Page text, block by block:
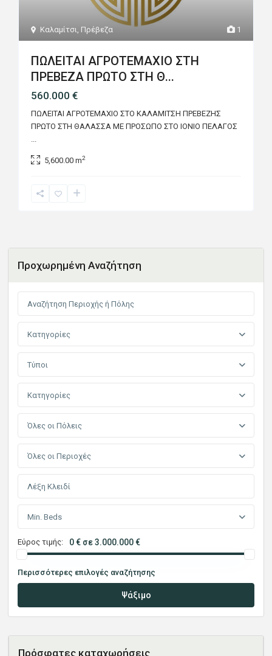
1
Καλαμίτσι, Πρέβεζα
ΠΩΛΕΙΤΑΙ ΑΓΡΟΤΕΜΑΧΙΟ ΣΤΗ
ΠΡΕΒΕΖΑ ΠΡΩΤΟ ΣΤΗ Θ...
560.000 €
ΠΩΛΕΙΤΑΙ ΑΓΡΟΤΕΜΑΧΙΟ ΣΤO ΚΑΛΑΜΙΤΣΗ ΠΡΕΒΕΖΗΣ
ΠΡΩΤΟ ΣΤΗ ΘΑΛΑΣΣΑ ΜΕ ΠΡΟΣΩΠΟ ΣΤΟ ΙΟΝΙΟ ΠΕΛΑΓΟΣ
...
5,600.00 m2
Προχωρημένη Αναζήτηση
Κατηγορίες
Τύποι
Κατηγορίες
Όλες οι Πόλεις
Όλες οι Περιοχές
Min. Beds
Εύρος τιμής: 0 € σε 3.000.000 €
Περισσότερες επιλογές αναζήτησης
Ψάξιμο
Πρόσφατες καταχωρήσεις